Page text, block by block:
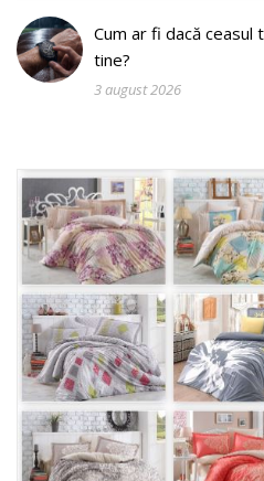
Cum ar fi dacă
tine?
3 august 2026